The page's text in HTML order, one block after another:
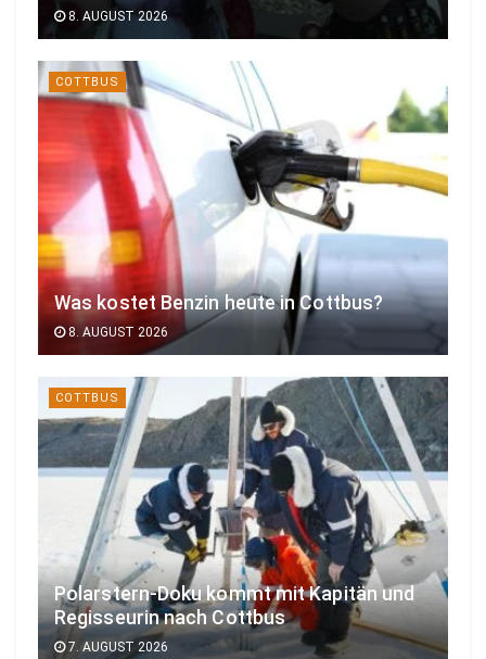
8. AUGUST 2026
COTTBUS
Was kostet Benzin heute in Cottbus?
8. AUGUST 2026
COTTBUS
Polarstern-Doku kommt mit Kapitän und
Regisseurin nach Cottbus
7. AUGUST 2026